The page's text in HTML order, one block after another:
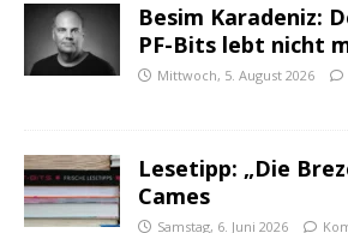
Besim Karadeniz:
PF-Bits lebt nicht
Mittwoch, 5. August 2026
Lesetipp: „Die
Cames
Samstag, 6. Juni 2026